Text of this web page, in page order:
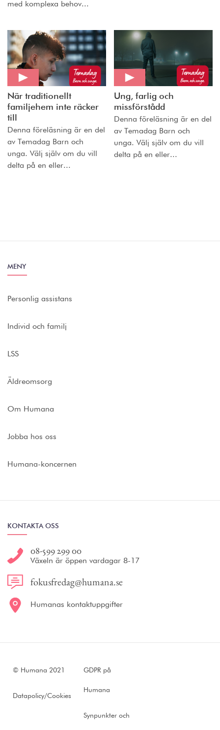
med komplexa behov...
När traditionellt
familjehem inte räcker
till
Denna föreläsning är en del
av Temadag Barn och
unga. Välj själv om du vill
delta på en eller...
Ung, farlig och
missförstådd
Denna föreläsning är en del
av Temadag Barn och
unga. Välj själv om du vill
delta på en eller...
MENY
Personlig assistans
Individ och familj
LSS
Äldreomsorg
Om Humana
Jobba hos oss
Humana-koncernen
KONTAKTA OSS
08-599 299 00
Växeln är öppen vardagar 8-17
fokusfredag@humana.se
Humanas kontaktuppgifter
© Humana 2021
Datapolicy/Cookies
GDPR på
Humana
Synpunkter och